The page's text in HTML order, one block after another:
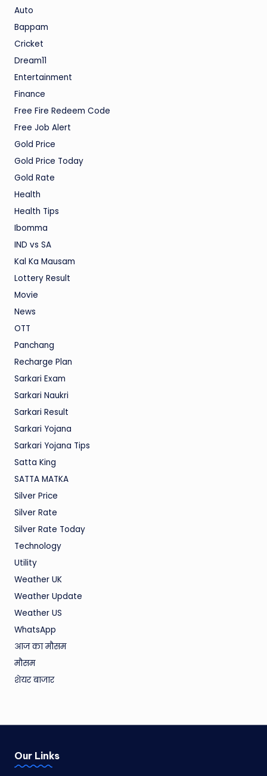
Auto
Bappam
Cricket
Dream11
Entertainment
Finance
Free Fire Redeem Code
Free Job Alert
Gold Price
Gold Price Today
Gold Rate
Health
Health Tips
Ibomma
IND vs SA
Kal Ka Mausam
Lottery Result
Movie
News
OTT
Panchang
Recharge Plan
Sarkari Exam
Sarkari Naukri
Sarkari Result
Sarkari Yojana
Sarkari Yojana Tips
Satta King
SATTA MATKA
Silver Price
Silver Rate
Silver Rate Today
Technology
Utility
Weather UK
Weather Update
Weather US
WhatsApp
आज का मौसम
मौसम
शेयर बाजार
Our Links